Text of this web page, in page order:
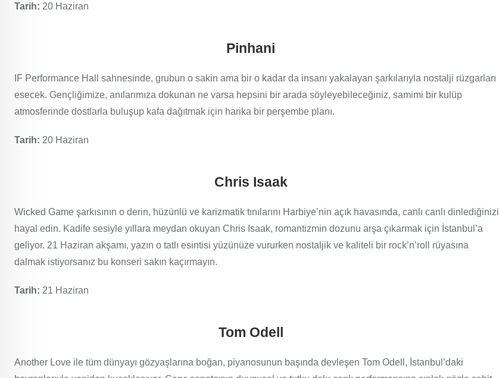
Tarih: 20 Haziran
Pinhani
IF Performance Hall sahnesinde, grubun o sakin ama bir o kadar da insanı yakalayan şarkılarıyla nostalji rüzgarları
esecek. Gençliğimize, anılarımıza dokunan ne varsa hepsini bir arada söyleyebileceğiniz, samimi bir kulüp
atmosferinde dostlarla buluşup kafa dağıtmak için harika bir perşembe planı.
Tarih: 20 Haziran
Chris Isaak
Wicked Game şarkısının o derin, hüzünlü ve karizmatik tınılarını Harbiye’nin açık havasında, canlı canlı dinlediğinizi
hayal edin. Kadife sesiyle yıllara meydan okuyan Chris Isaak, romantizmin dozunu arşa çıkarmak için İstanbul’a
geliyor. 21 Haziran akşamı, yazın o tatlı esintisi yüzünüze vururken nostaljik ve kaliteli bir rock’n’roll rüyasına
dalmak istiyorsanız bu konseri sakın kaçırmayın.
Tarih: 21 Haziran
Tom Odell
Another Love ile tüm dünyayı gözyaşlarına boğan, piyanosunun başında devleşen Tom Odell, İstanbul’daki